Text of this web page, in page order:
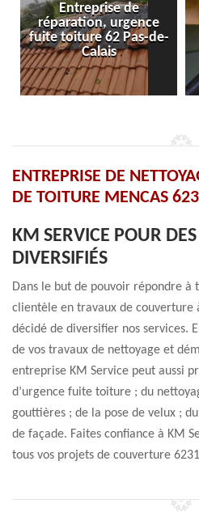
Entreprise de
urgence
62 Pas-de-
Calais
ENTREPRISE DE
DE TOITURE MENCAS
KM SERVICE POUR
DIVERSIFIÉS
Dans le but de pouvoir répondre à
clientèle en travaux de couverture
décidé de diversifier nos services.
de vos travaux de nettoyage et
entreprise KM Service peut aussi
d’urgence fuite toiture ; du
gouttières ; de la pose de velux ;
de façade. Faites confiance à KM
tous vos projets de couverture